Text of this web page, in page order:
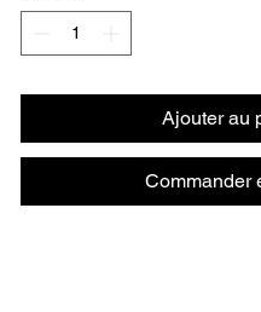
Ajouter au
Commander